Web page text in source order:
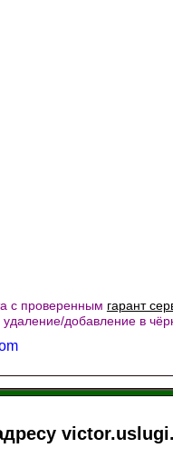
с проверенным гарант
добавление в